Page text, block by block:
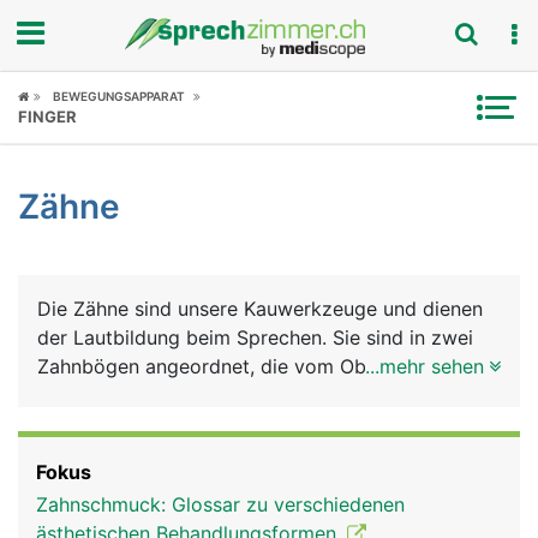
Fokus
Symptome
News
Rubriken
BEWEGUNGSAPPARAT
FINGER
Zähne
Die Zähne sind unsere Kauwerkzeuge und dienen
der Lautbildung beim Sprechen. Sie sind in zwei
Zahnbögen angeordnet, die vom Oberkiefer- und
mittleren Kindesalter vom bleibenden Gebiss
ersetzt wird, das aus 32 Zähnen besteht: auf jeder
...mehr sehen
Fokus
Zahnschmuck: Glossar zu verschiedenen
ästhetischen Behandlungsformen